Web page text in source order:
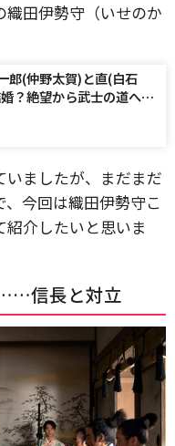
田伊勢守（いせのか
郎(仲野太賀)と直(白石
？絶望から武士の道へ…
ましたが、まだまだ
今回は織田伊勢守こ
介したいと思いま
信長と対立